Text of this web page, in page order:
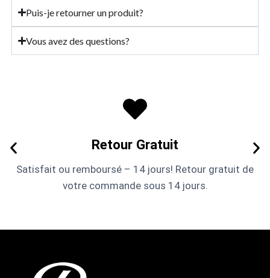
Puis-je retourner un produit?
Vous avez des questions?
Retour Gratuit
Satisfait ou remboursé – 14 jours! Retour gratuit de
votre commande sous 14 jours.